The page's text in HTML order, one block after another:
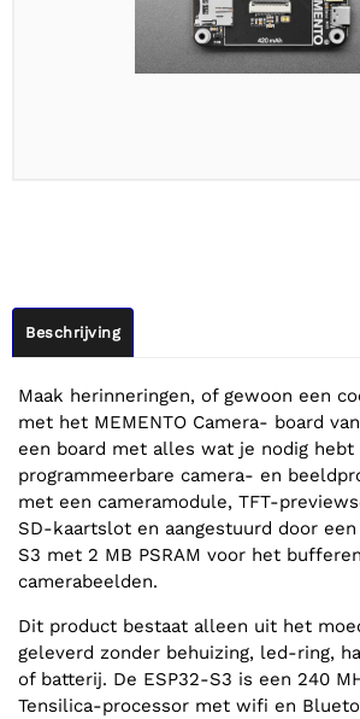
Beschrijving
Maak herinneringen, of gewoon een
met het MEMENTO Camera- board
een board met alles wat je nodig hebt
programmeerbare camera- en
met een cameramodule, TFT-
SD-kaartslot en aangestuurd door
S3 met 2 MB PSRAM voor het
camerabeelden.
Dit product bestaat alleen uit het
geleverd zonder behuizing, led-ring,
of batterij. De ESP32-S3 is een 240
Tensilica-processor met wifi en